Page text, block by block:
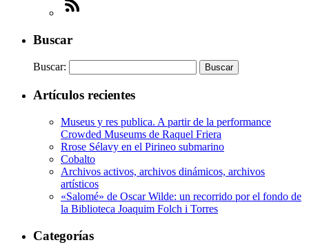
Buscar
Buscar:
Artículos recientes
Museus y res publica. A partir de la performance
Crowded Museums de Raquel Friera
Rrose Sélavy en el Pirineo submarino
Cobalto
Archivos activos, archivos dinámicos, archivos
artísticos
«Salomé» de Oscar Wilde: un recorrido por el fondo de
la Biblioteca Joaquim Folch i Torres
Categorías